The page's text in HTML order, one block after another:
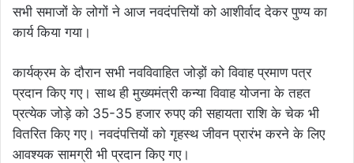
सभी समाजों के लोगों ने आज नवदंपत्तियों को आशीर्वाद देकर पुण्य का
कार्य किया गया।
कार्यक्रम के दौरान सभी नवविवाहित जोड़ों को विवाह प्रमाण पत्र
प्रदान किए गए। साथ ही मुख्यमंत्री कन्या विवाह योजना के तहत
प्रत्येक जोड़े को 35-35 हजार रुपए की सहायता राशि के चेक भी
वितरित किए गए। नवदंपत्तियों को गृहस्थ जीवन प्रारंभ करने के लिए
आवश्यक सामग्री भी प्रदान किए गए।